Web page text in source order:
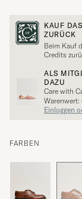
KAUF
ZURÜCK
Beim Kauf
Credits
ALS
DAZU
Care with
Einloggen
FARBEN